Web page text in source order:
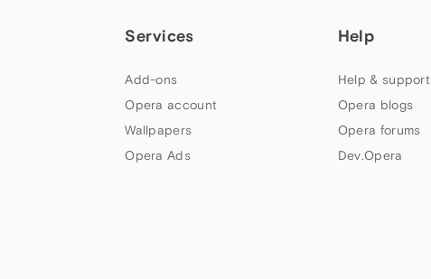
Services
Add-ons
Opera account
Wallpapers
Opera Ads
Help
Help & support
Opera blogs
Opera forums
Dev.Opera